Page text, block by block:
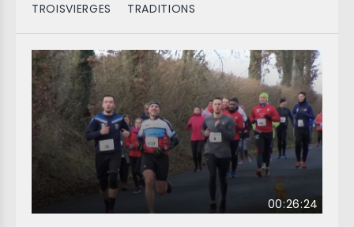
TROISVIERGES TRADITIONS
00:26:24